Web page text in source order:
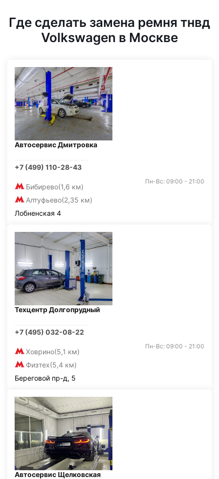
Где сделать замена ремня тнвд
Volkswagen в Москве
Автосервис Дмитровка
+7 (499) 110-28-43
Бибирево(1,6 км)
Алтуфьево(2,35 км)
Пн-Вс: 09:00 - 21:00
Лобненская 4
Техцентр Долгопрудный
+7 (495) 032-08-22
Ховрино(5,1 км)
Физтех(5,4 км)
Пн-Вс: 09:00 - 21:00
Береговой пр-д, 5
Автосервис Щелковская